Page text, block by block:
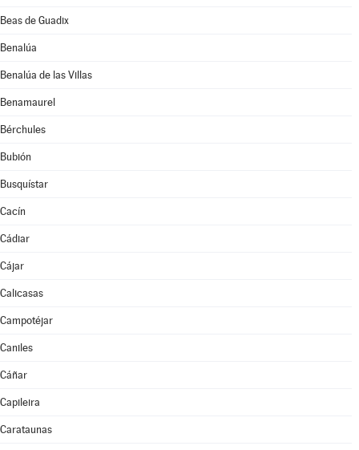
Beas de Guadix
Benalúa
Benalúa de las Villas
Benamaurel
Bérchules
Bubión
Busquístar
Cacín
Cádiar
Cájar
Calicasas
Campotéjar
Caniles
Cáñar
Capileira
Carataunas